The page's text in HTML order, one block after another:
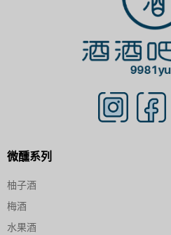
微醺系列
柚子酒
梅酒
水果酒